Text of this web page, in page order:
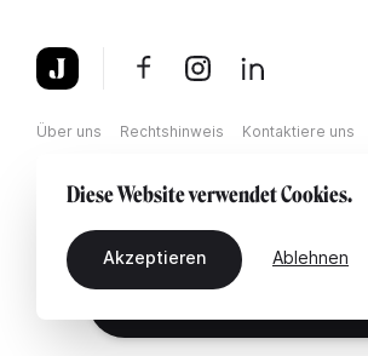
Über uns Rechtshinweis Kontaktiere uns
Diese Website verwendet Cookies.
Akzeptieren Ablehnen